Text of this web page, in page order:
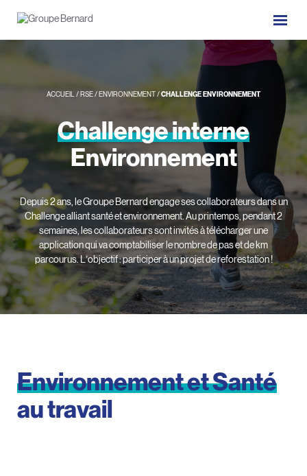
ACCUEIL / RSE / ENVIRONNEMENT / CHALLENGE ENVIRONNEMENT
Challengeinterne
Environnement
Depuis 2 ans, le Groupe Bernard engage ses collaborateurs dans un
Challenge alliant santé et environnement. Au printemps, pendant 2
semaines, les collaborateurs sont invités à télécharger une
application qui va comptabiliser le nombre de pas et de km
parcourus. L’objectif : participer à un projet de reforestation !
EnvironnementetSanté
autravail